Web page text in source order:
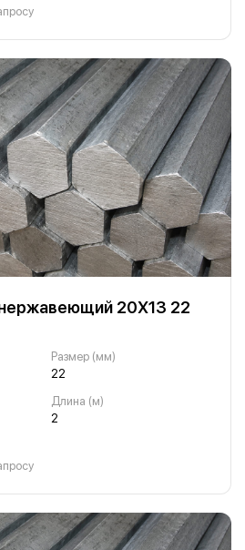
20Х13 22
Размер (мм)
22
Длина (м)
2